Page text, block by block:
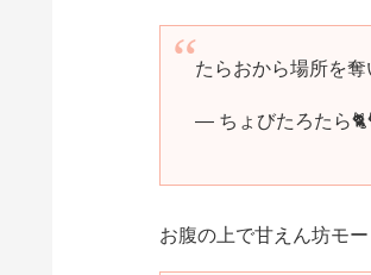
たらおから場所を
— ちょびたろたら
お腹の上で甘えん坊モ